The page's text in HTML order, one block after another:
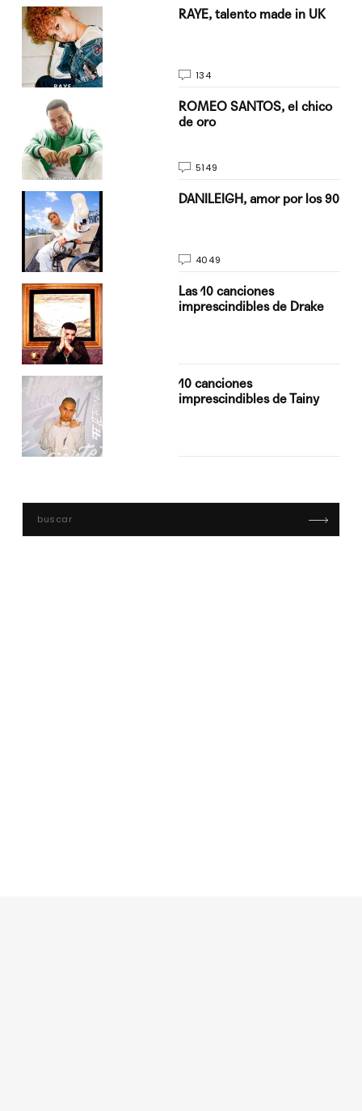
RAYE, talento made in UK
134
ROMEO SANTOS, el chico
de oro
5149
DANILEIGH, amor por los 90
4049
Las 10 canciones
imprescindibles de Drake
10 canciones
imprescindibles de Tainy